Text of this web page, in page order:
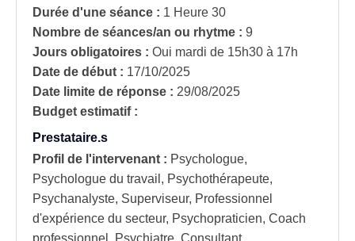
Durée d'une séance : 1 Heure 30
Nombre de séances/an ou rhytme : 9
Jours obligatoires : Oui mardi de 15h30 à 17h
Date de début : 17/10/2025
Date limite de réponse : 29/08/2025
Budget estimatif :
Prestataire.s
Profil de l'intervenant : Psychologue,
Psychologue du travail, Psychothérapeute,
Psychanalyste, Superviseur, Professionnel
d'expérience du secteur, Psychopraticien, Coach